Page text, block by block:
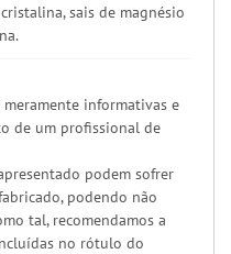
sais de magnésio
informativas e
de um profissional de
podem sofrer
podendo não
tal, recomendamos a
no rótulo do